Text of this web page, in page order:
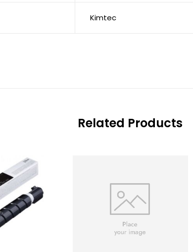
Kimtec
Related Products